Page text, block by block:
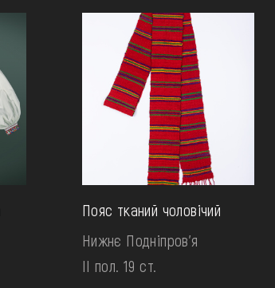
Пояс тканий чоловічий
Нижнє Подніпров'я
II пол. 19 ст.